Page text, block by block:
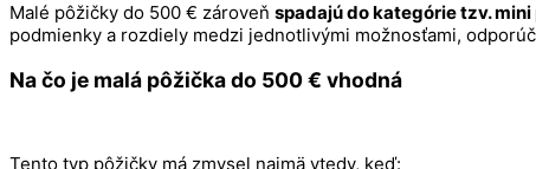
Malé pôžičky do 500 € zároveň spadajú do kategórie tzv.
podmienky a rozdiely medzi jednotlivými možnosťami,
Na čo je malá pôžička do 500 € vhodná
Tento typ pôžičky má zmysel najmä vtedy, keď: